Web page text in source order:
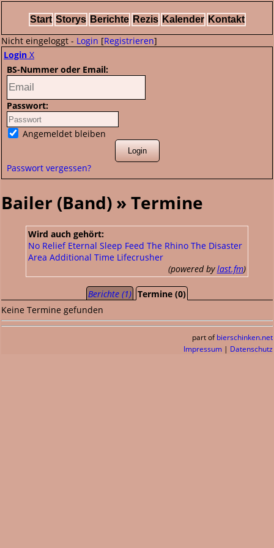
Start Storys Berichte Rezis Kalender Kontakt
Nicht eingeloggt - Login [Registrieren]
Login X
BS-Nummer oder Email:
Passwort:
Angemeldet bleiben
Passwort vergessen?
Bailer (Band) » Termine
Wird auch gehört:
No Relief Eternal Sleep Feed The Rhino The Disaster
Area Additional Time Lifecrusher
(powered bylast.fm)
Berichte (1) Termine (0)
Keine Termine gefunden
part of bierschinken.net
Impressum | Datenschutz